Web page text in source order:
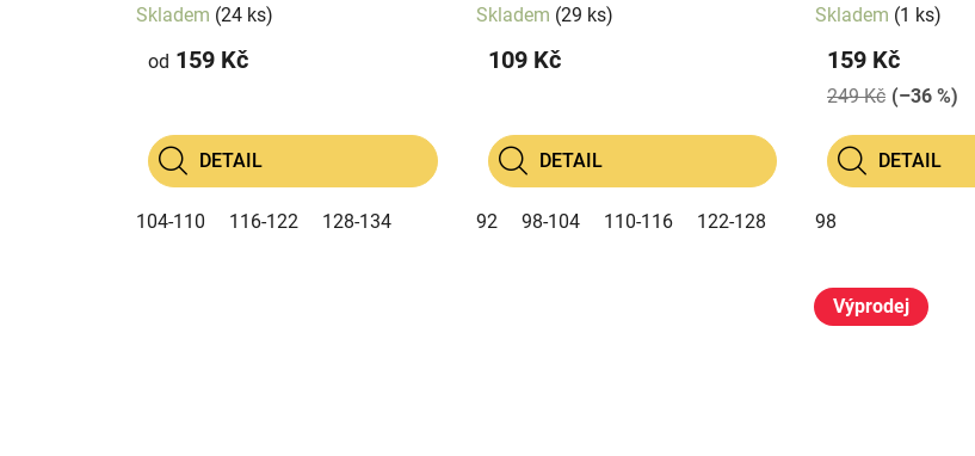
Skladem (24 ks)
od 159 Kč
DETAIL
104-110 116-122 128-134
Skladem (29 ks)
109 Kč
DETAIL
92 98-104 110-116 122-128
Skladem (1 ks)
159 Kč
249 Kč (–36 %)
DETAIL
98
Výprodej